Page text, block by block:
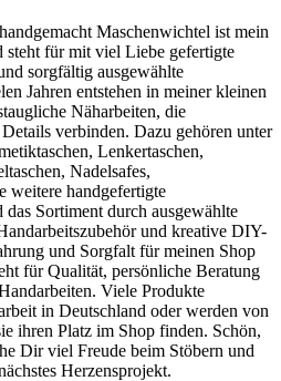
Maschenwichtel ist mein
steht für mit viel Liebe gefertigte
sorgfältig ausgewählte
Jahren entstehen in meiner kleinen
Näharbeiten, die
verbinden. Dazu gehören unter
Lenkertaschen,
Nadelsafes,
weitere handgefertigte
Sortiment durch ausgewählte
und kreative DIY-
und Sorgfalt für meinen Shop
für Qualität, persönliche Beratung
Viele Produkte
in Deutschland oder werden von
ihren Platz im Shop finden. Schön,
Dir viel Freude beim Stöbern und
Herzensprojekt.